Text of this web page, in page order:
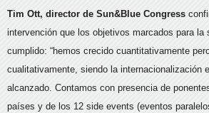
Tim Ott, director de Sun&Blue Congress
intervención que los objetivos marcados para la
cumplido: “hemos crecido cuantitativamente
cualitativamente, siendo la internacionalización
alcanzado. Contamos con presencia de
países y de los 12 side events (eventos